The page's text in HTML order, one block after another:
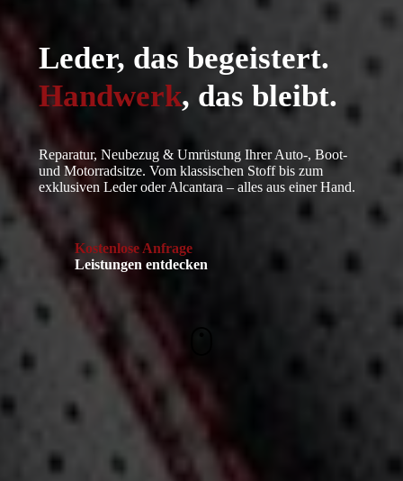
Leder, das begeistert.
Handwerk, das bleibt.
Reparatur, Neubezug & Umrüstung Ihrer Auto-, Boot-
und Motorradsitze. Vom klassischen Stoff bis zum
exklusiven Leder oder Alcantara – alles aus einer Hand.
Kostenlose Anfrage
Leistungen entdecken